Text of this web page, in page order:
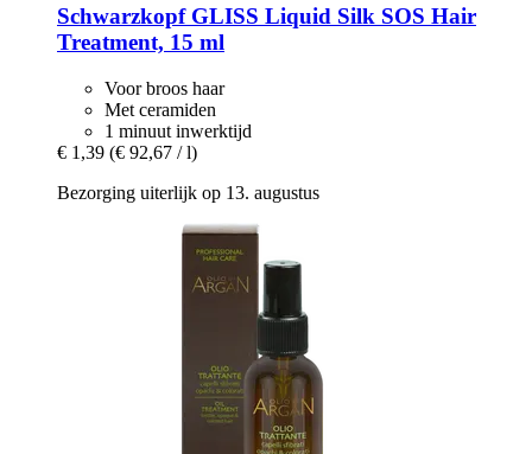
SchwarzkopfGLISS Liquid Silk SOS Hair
Treatment, 15 ml
Voor broos haar
Met ceramiden
1 minuut inwerktijd
€ 1,39 (€ 92,67 / l)
Bezorging uiterlijk op 13. augustus